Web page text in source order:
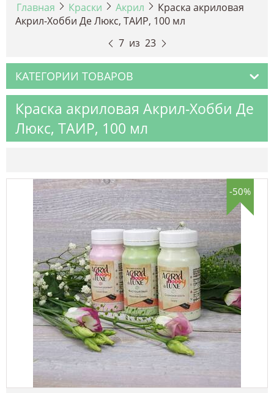
Главная Краски Акрил
Краска акриловая
Акрил-Хобби Де Люкс, ТАИР, 100 мл
7 из 23
КАТЕГОРИИ ТОВАРОВ
Краска акриловая Акрил-Хобби Де
Люкс, ТАИР, 100 мл
-50%